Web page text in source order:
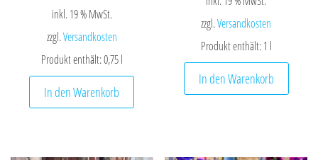
inkl. 19 % MwSt.
zzgl.Versandkosten
Produkt enthält: 0,75l
In den Warenkorb
zzgl.Versandkosten
Produkt enthält: 1 l
In den Warenkorb